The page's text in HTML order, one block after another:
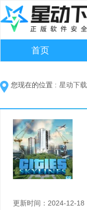
首页
您现在的位置 : 星动下载
更新时间： 2024-12-18